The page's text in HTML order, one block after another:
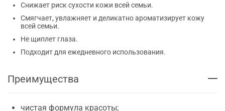
Снижает риск сухости кожи всей семьи.
Смягчает, увлажняет и деликатно ароматизирует кожу
всей семьи.
Не щиплет глаза.
Подходит для ежедневного использования.
Преимущества
чистая формула красоты;